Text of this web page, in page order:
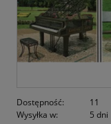
Dostępność:
11
Wysyłka w:
5 dni